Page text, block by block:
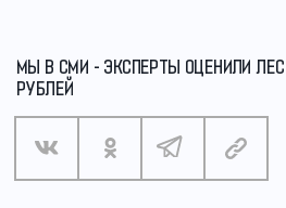
МЫ В СМИ - ЭКСПЕРТЫ ОЦЕНИЛИ ЛЕС
РУБЛЕЙ